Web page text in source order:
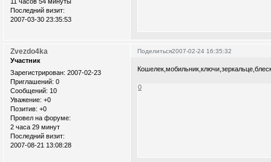
Последний визит:
2007-03-30 23:35:53
Поделиться2007-02-24 16:35:32
Zvezdo4ka
Участник
Зарегистрирован: 2007-02-23
Приглашений: 0
Сообщений: 10
Уважение: +0
Позитив: +0
Провел на форуме:
2 часа 29 минут
Последний визит:
2007-08-21 13:08:28
0